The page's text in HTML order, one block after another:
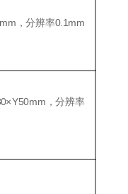
，分辨率0.1mm
，分辨率